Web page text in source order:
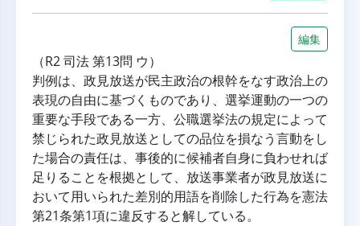
編集
（R2 司法 第13問 ウ）
判例は、政見放送が民主政治の根幹をなす政治上の
表現の自由に基づくものであり、選挙運動の一つの
重要な手段である一方、公職選挙法の規定によって
禁じられた政見放送としての品位を損なう言動をし
た場合の責任は、事後的に候補者自身に負わせれば
足りることを根拠として、放送事業者が政見放送に
おいて用いられた差別的用語を削除した行為を憲法
第21条第1項に違反すると解している。